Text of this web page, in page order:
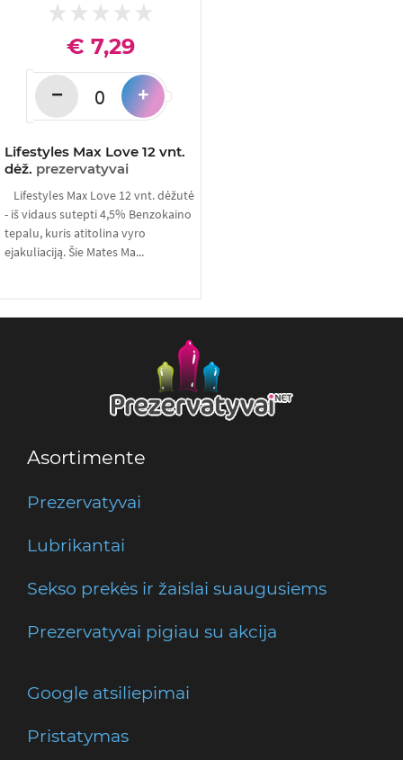
Lifestyles Max Love 12 vnt.
dėž. prezervatyvai
€ 7,29
− +
Lifestyles Max Love 12 vnt. dėžutė
- iš vidaus sutepti 4,5% Benzokaino
tepalu, kuris atitolina vyro
ejakuliaciją. Šie Mates Ma...
Asortimente
Prezervatyvai
Lubrikantai
Sekso prekės ir žaislai suaugusiems
Prezervatyvai pigiau su akcija
Google atsiliepimai
Pristatymas